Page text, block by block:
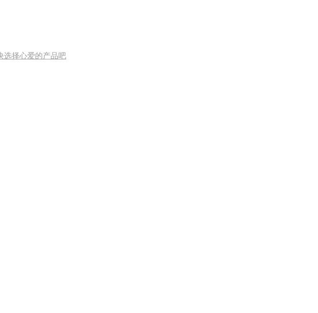
选择心爱的产品吧